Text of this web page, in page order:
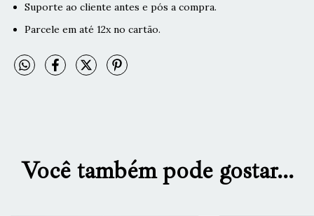
Suporte ao cliente antes e pós a compra.
Parcele em até 12x no cartão.
Você também pode gostar...